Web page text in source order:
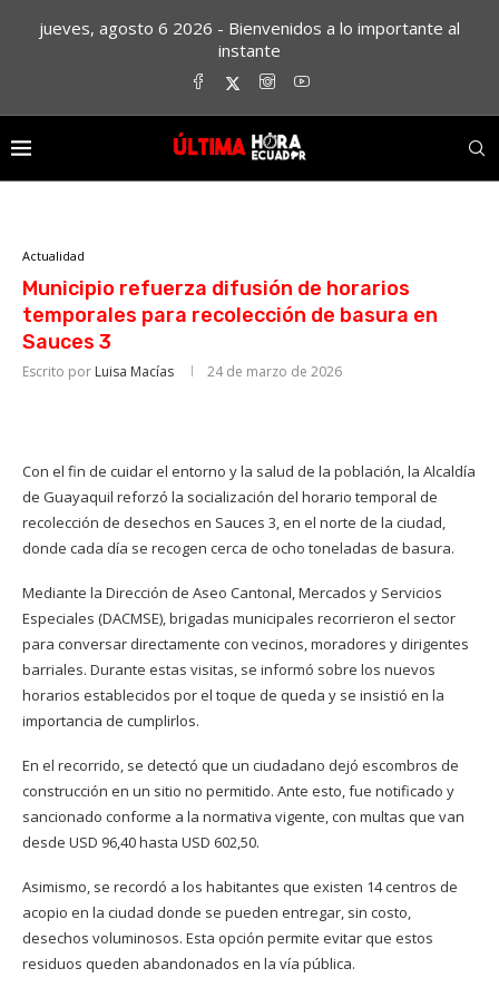
jueves, agosto 6 2026 - Bienvenidos a lo importante al
instante
Actualidad
Municipio refuerza difusión de horarios
temporales para recolección de basura en
Sauces 3
Escrito por Luisa Macías 24 de marzo de 2026
Con el fin de cuidar el entorno y la salud de la población, la Alcaldía
de Guayaquil reforzó la socialización del horario temporal de
recolección de desechos en Sauces 3, en el norte de la ciudad,
donde cada día se recogen cerca de ocho toneladas de basura.
Mediante la Dirección de Aseo Cantonal, Mercados y Servicios
Especiales (DACMSE), brigadas municipales recorrieron el sector
para conversar directamente con vecinos, moradores y dirigentes
barriales. Durante estas visitas, se informó sobre los nuevos
horarios establecidos por el toque de queda y se insistió en la
importancia de cumplirlos.
En el recorrido, se detectó que un ciudadano dejó escombros de
construcción en un sitio no permitido. Ante esto, fue notificado y
sancionado conforme a la normativa vigente, con multas que van
desde USD 96,40 hasta USD 602,50.
Asimismo, se recordó a los habitantes que existen 14 centros de
acopio en la ciudad donde se pueden entregar, sin costo,
desechos voluminosos. Esta opción permite evitar que estos
residuos queden abandonados en la vía pública.